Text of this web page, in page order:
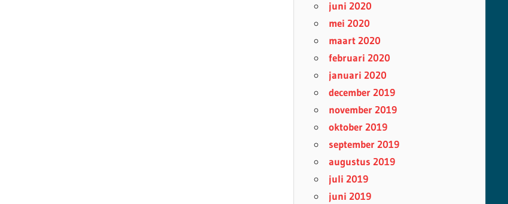
juni 2020
mei 2020
maart 2020
februari 2020
januari 2020
december 2019
november 2019
oktober 2019
september 2019
augustus 2019
juli 2019
juni 2019